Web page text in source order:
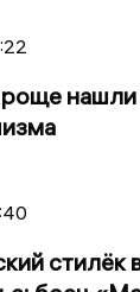
нашли
стилёк